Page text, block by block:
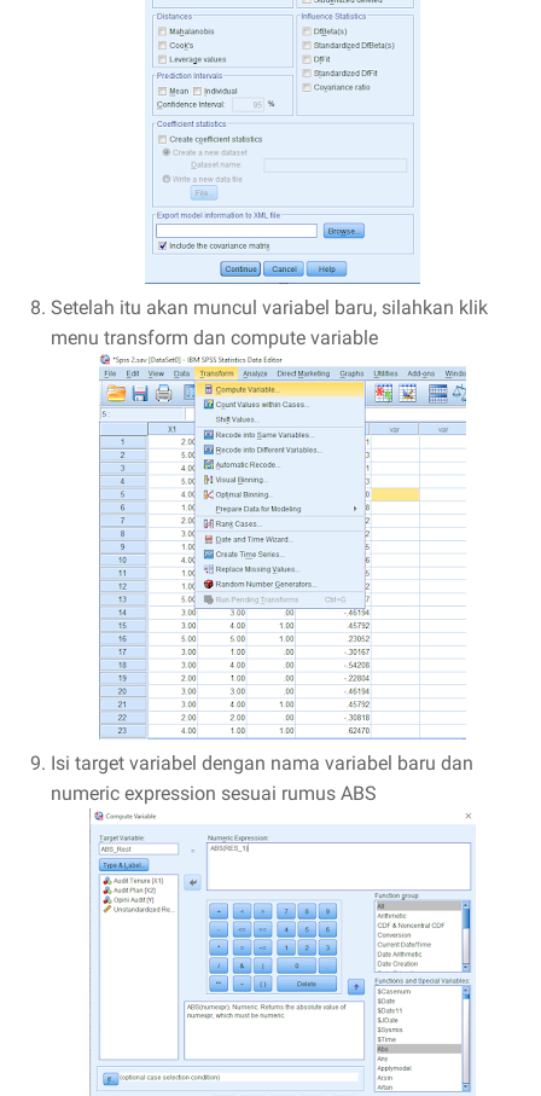
Setelah itu akan muncul variabel baru, silahkan klik
menu transform dan compute variable
Isi target variabel dengan nama variabel baru dan
numeric expression sesuai rumus ABS